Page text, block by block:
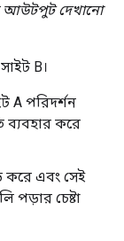
আউটপুট দেখানো
B।
A পরিদর্শন
ব্যবহার করে
করে এবং সেই
পড়ার চেষ্টা